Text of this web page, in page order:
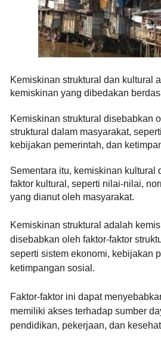
Kemiskinan struktural dan kultural
kemiskinan yang dibedakan
Kemiskinan struktural disebabkan
struktural dalam masyarakat,
kebijakan pemerintah, dan
Sementara itu, kemiskinan kultural
faktor kultural, seperti nilai-nilai,
yang dianut oleh masyarakat.
Kemiskinan struktural adalah
disebabkan oleh faktor-faktor
seperti sistem ekonomi, kebijakan
ketimpangan sosial.
Faktor-faktor ini dapat
memiliki akses terhadap sumber
pendidikan, pekerjaan, dan